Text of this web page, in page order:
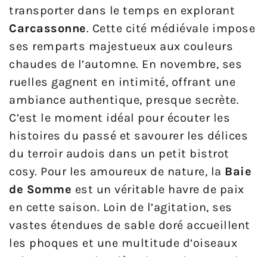
transporter dans le temps en explorant
Carcassonne. Cette cité médiévale impose
ses remparts majestueux aux couleurs
chaudes de l’automne. En novembre, ses
ruelles gagnent en intimité, offrant une
ambiance authentique, presque secrète.
C’est le moment idéal pour écouter les
histoires du passé et savourer les délices
du terroir audois dans un petit bistrot
cosy. Pour les amoureux de nature, la Baie
de Somme est un véritable havre de paix
en cette saison. Loin de l’agitation, ses
vastes étendues de sable doré accueillent
les phoques et une multitude d’oiseaux